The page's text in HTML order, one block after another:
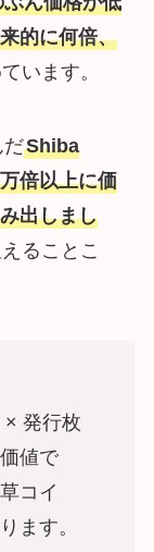
的に何倍、
います。
だShiba
倍以上に価
出しまし
ることこ
× 発行枚
値で
コイ
ます。